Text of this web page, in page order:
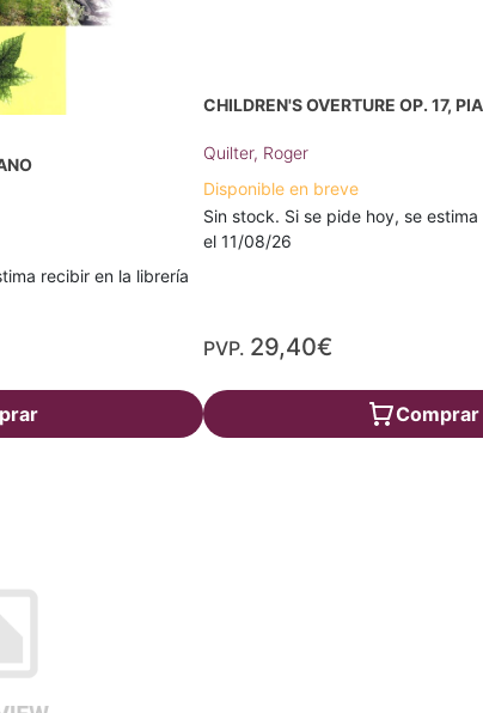
recibir en la librería
CHILDREN'S OVERTURE OP. 17,
Quilter, Roger
Disponible en breve
Sin stock. Si se pide hoy, se
el 11/08/26
PVP. 29,40€
Comprar